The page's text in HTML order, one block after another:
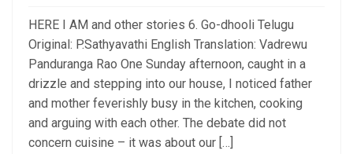
HERE I AM and other stories 6. Go-dhooli Telugu
Original: P.Sathyavathi English Translation: Vadrewu
Panduranga Rao One Sunday afternoon, caught in a
drizzle and stepping into our house, I noticed father
and mother feverishly busy in the kitchen, cooking
and arguing with each other. The debate did not
concern cuisine – it was about our […]